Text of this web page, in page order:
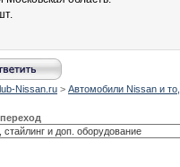
Nissan.ru > Автомобили Nissan и